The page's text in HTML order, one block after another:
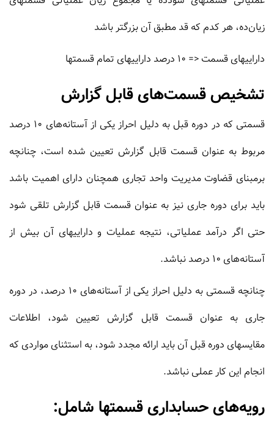
زیان‌ده، هر کدم که قد مطبق آن بزرگتر باشد
داراییهای قسمت <= 10 درصد داراییهای تمام قسمتها
تشخیص قسمت‌های قابل گزارش
قسمتى که در دوره قبل به دلیل احراز یکى از آستانه‏‌هاى 10 درصد
مربوط به عنوان قسمت قابل گزارش تعیین شده است، چنانچه
برمبناى قضاوت مدیریت واحد تجارى همچنان داراى اهمیت باشد
باید براى دوره جارى نیز به عنوان قسمت قابل گزارش تلقى شود
حتى اگر درآمد عملیاتى، نتیجه عملیات و داراییهاى آن بیش از
آستانه‏‌هاى 10 درصد نباشد.
چنانچه قسمتى به دلیل احراز یکى از آستانه‏‌هاى 10 درصد، در دوره
جارى به عنوان قسمت قابل گزارش تعیین شود، اطلاعات
مقایسه‏اى دوره قبل آن باید ارائه مجدد شود، به استثناى مواردى که
انجام این کار عملى نباشد.
رویه‌های حسابداری قسمتها شامل: